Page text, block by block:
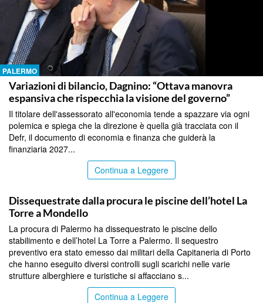
PALERMO
Variazioni di bilancio, Dagnino: “Ottava manovra
espansiva che rispecchia la visione del governo”
Il titolare dell'assessorato all'economia tende a spazzare via ogni
polemica e spiega che la direzione è quella già tracciata con il
Defr, il documento di economia e finanza che guiderà la
finanziaria 2027...
Continua a Leggere
Dissequestrate dalla procura le piscine dell’hotel La
Torre a Mondello
La procura di Palermo ha dissequestrato le piscine dello
stabilimento e dell’hotel La Torre a Palermo. Il sequestro
preventivo era stato emesso dai militari della Capitaneria di Porto
che hanno eseguito diversi controlli sugli scarichi nelle varie
strutture alberghiere e turistiche si affacciano s...
Continua a Leggere